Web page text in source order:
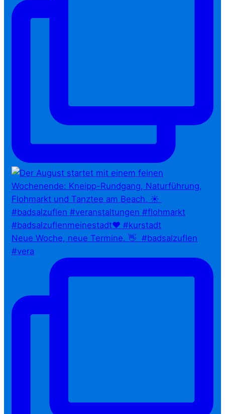
Neue Woche, neue Termine. 👋⁠ ⁠ #badsalzuflen
#vera